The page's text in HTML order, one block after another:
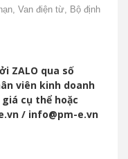
Van điện từ, Bộ định
ZALO qua số
viên kinh doanh
cụ thể hoặc
/ info@pm-e.vn